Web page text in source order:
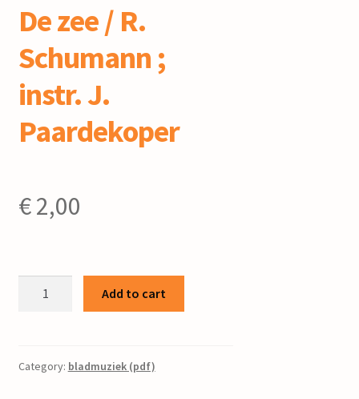
De zee / R.
Schumann ;
instr. J.
Paardekoper
€2,00
Schumann
Add to cart
Category: bladmuziek (pdf)